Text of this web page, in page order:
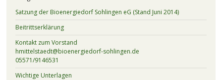
Satzung der Bioenergiedorf Sohlingen eG (Stand Juni 2014)
Beitrittserklärung
Kontakt zum Vorstand
hmittelstaedt@bioenergiedorf-sohlingen.de
05571/9146531
Wichtige Unterlagen